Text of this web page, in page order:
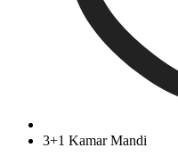
3+1 Kamar Mandi